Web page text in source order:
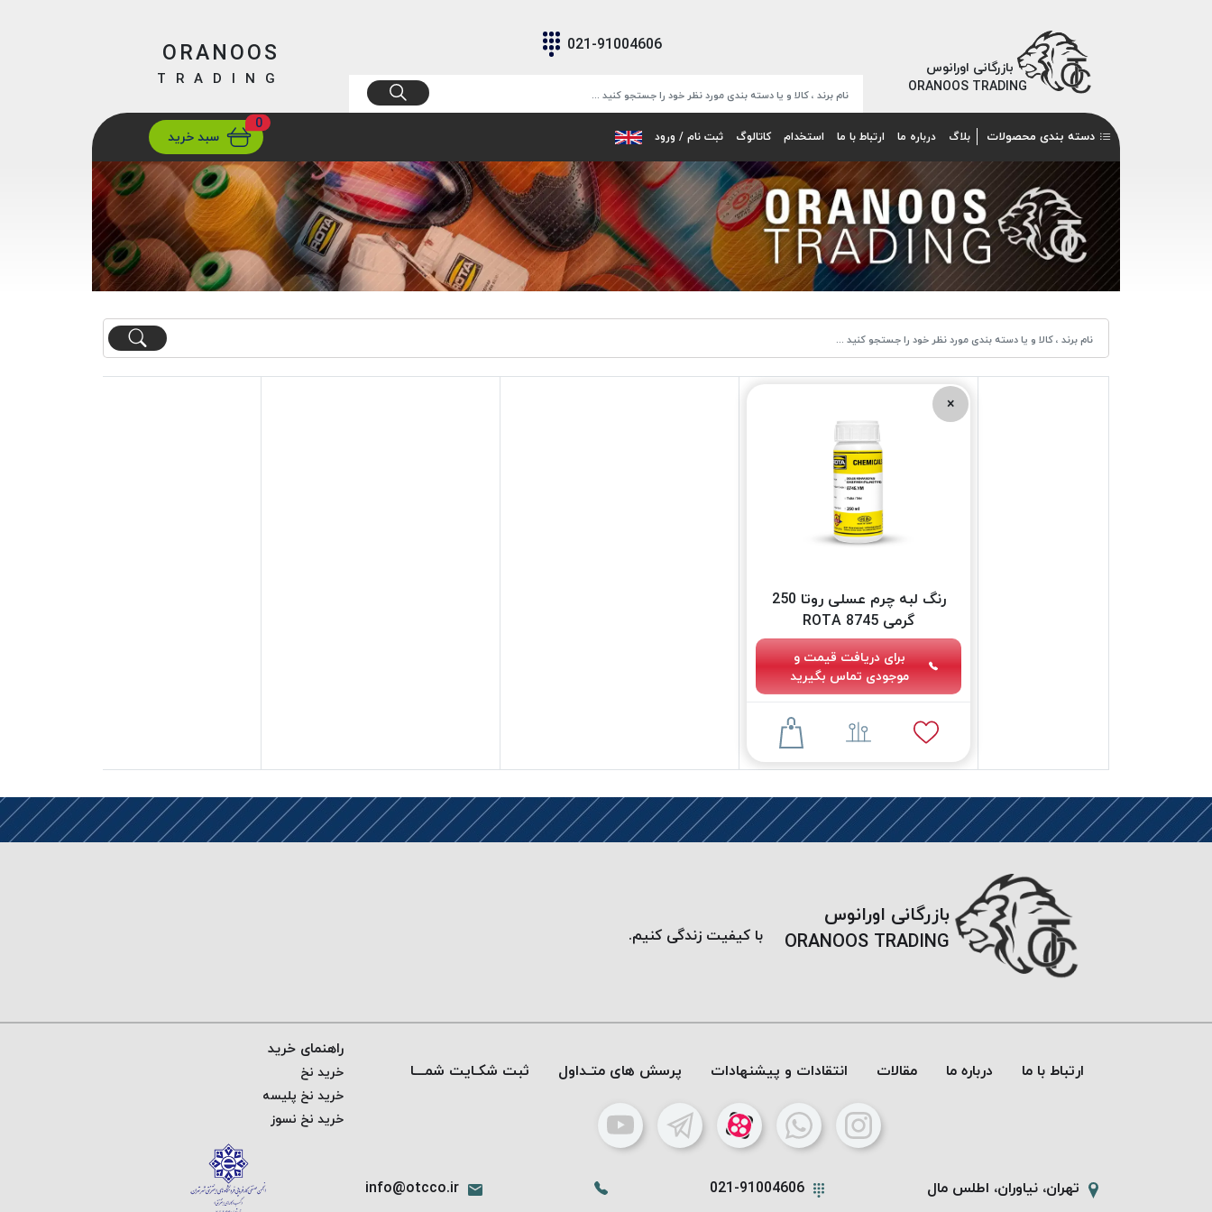
بازرگانی اورانوس
ORANOOS TRADING
021-91004606
ارسالتهران/ تهران
ORANOOS
TRADING
دسته بندی محصولات بلاگ درباره ما ارتباط با ما استخدام کاتالوگ ثبت نام / ورود
0
سبد خرید
×
رنگ لبه چرم عسلی روتا 250
گرمی 8745 ROTA
برای دریافت قیمت و
موجودی تماس بگیرید
بازرگانی اورانوس
ORANOOS TRADING
با کیفیت زندگی کنیم.
ارتباط با ما درباره ما مقالات انتقادات و پیشنهادات پرسش های متـداول ثبت شکـایت شمـــا
تهران، نیاوران، اطلس مال 021-91004606
info@otcco.ir
راهنمای خرید
خرید نخ
خرید نخ پلیسه
خرید نخ نسوز